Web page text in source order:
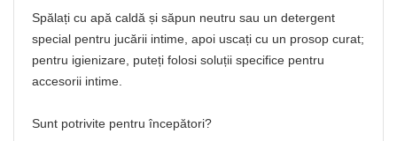
Spălați cu apă caldă și săpun neutru sau un detergent
special pentru jucării intime, apoi uscați cu un prosop curat;
pentru igienizare, puteți folosi soluții specifice pentru
accesorii intime.
Sunt potrivite pentru începători?